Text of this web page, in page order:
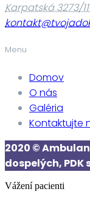
Karpatská 3273/
Menu
Domov
O nás
Galéria
Kontaktujte
2020 ©
dospelých, PDK
Vážení pacienti